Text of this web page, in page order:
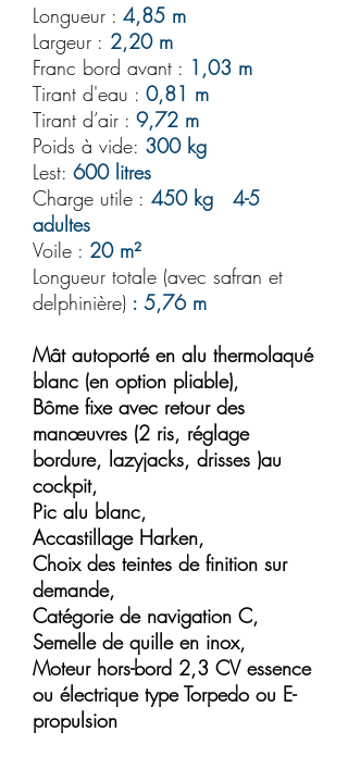
Longueur : 4,85 m
Largeur : 2,20 m
Franc bord avant : 1,03 m
Tirant d'eau : 0,81 m
Tirant d’air : 9,72 m
Poids à vide: 300 kg
Lest: 600 litres
Charge utile : 450 kg 4-5
adultes
Voile : 20 m²
Longueur totale (avec safran et
delphinière) : 5,76 m
Mât autoporté en alu thermolaqué
blanc (en option pliable),
Bôme fixe avec retour des
manœuvres (2 ris, réglage
bordure, lazyjacks, drisses )au
cockpit,
Pic alu blanc,
Accastillage Harken,
Choix des teintes de finition sur
demande,
Catégorie de navigation C,
Semelle de quille en inox,
Moteur hors-bord 2,3 CV essence
ou électrique type Torpedo ou E-
propulsion